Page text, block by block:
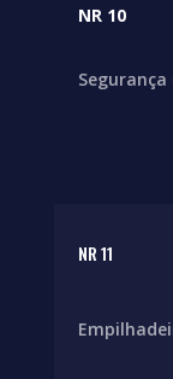
NR 10
NR 11